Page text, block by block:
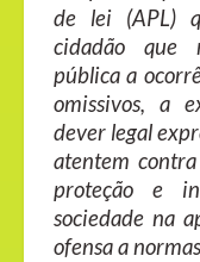
de lei (APL)
cidadão que
pública a
omissivos, a
dever legal
atentem
proteção e
sociedade na
ofensa a